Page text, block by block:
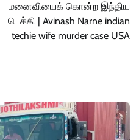
மனைவியைக் கொன்ற இந்திய
டெக்கி | Avinash Narne indian
techie wife murder case USA